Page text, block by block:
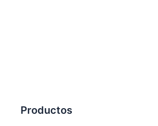
Productos